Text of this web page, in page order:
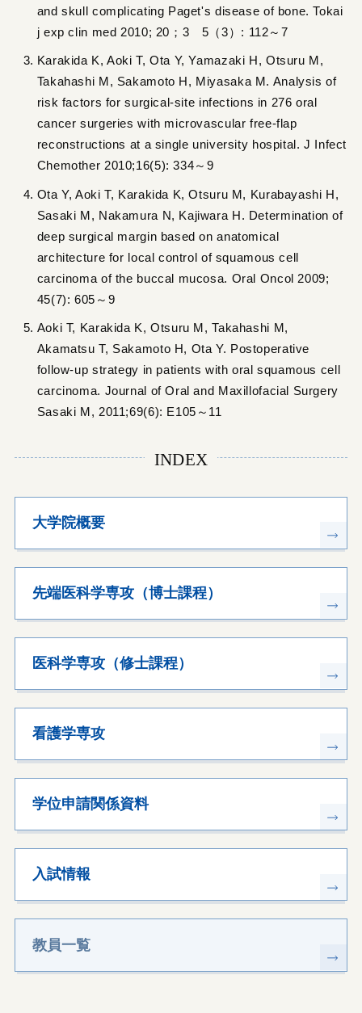
and skull complicating Paget's disease of bone. Tokai
j exp clin med 2010; 20；3 5（3）: 112～7
Karakida K, Aoki T, Ota Y, Yamazaki H, Otsuru M,
Takahashi M, Sakamoto H, Miyasaka M. Analysis of
risk factors for surgical-site infections in 276 oral
cancer surgeries with microvascular free-flap
reconstructions at a single university hospital. J Infect
Chemother 2010;16(5): 334～9
Ota Y, Aoki T, Karakida K, Otsuru M, Kurabayashi H,
Sasaki M, Nakamura N, Kajiwara H. Determination of
deep surgical margin based on anatomical
architecture for local control of squamous cell
carcinoma of the buccal mucosa. Oral Oncol 2009;
45(7): 605～9
Aoki T, Karakida K, Otsuru M, Takahashi M,
Akamatsu T, Sakamoto H, Ota Y. Postoperative
follow-up strategy in patients with oral squamous cell
carcinoma. Journal of Oral and Maxillofacial Surgery
Sasaki M, 2011;69(6): E105～11
INDEX
大学院概要
先端医科学専攻（博士課程）
医科学専攻（修士課程）
看護学専攻
学位申請関係資料
入試情報
教員一覧